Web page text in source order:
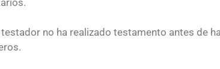
no ha realizado testamento antes de